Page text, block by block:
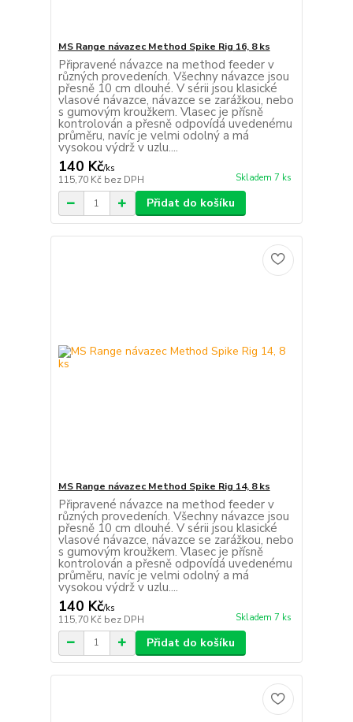
MS Range návazec Method Spike Rig 16, 8 ks
Připravené návazce na method feeder v
různých provedeních. Všechny návazce jsou
přesně 10 cm dlouhé. V sérii jsou klasické
vlasové návazce, návazce se zarážkou, nebo
s gumovým kroužkem. Vlasec je přísně
kontrolován a přesně odpovídá uvedenému
průměru, navíc je velmi odolný a má
vysokou výdrž v uzlu....
140 Kč/ks
115,70 Kč bez DPH Skladem 7 ks
Přidat do košíku
MS Range návazec Method Spike Rig 14, 8 ks
Připravené návazce na method feeder v
různých provedeních. Všechny návazce jsou
přesně 10 cm dlouhé. V sérii jsou klasické
vlasové návazce, návazce se zarážkou, nebo
s gumovým kroužkem. Vlasec je přísně
kontrolován a přesně odpovídá uvedenému
průměru, navíc je velmi odolný a má
vysokou výdrž v uzlu....
140 Kč/ks
115,70 Kč bez DPH Skladem 7 ks
Přidat do košíku